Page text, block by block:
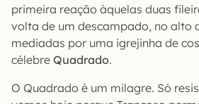
primeira reação àquelas duas
volta de um descampado, no alto
mediadas por uma igrejinha de
célebre Quadrado.
O Quadrado é um milagre. Só